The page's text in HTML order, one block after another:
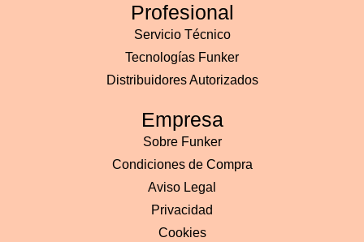
Profesional
Servicio Técnico
Tecnologías Funker
Distribuidores Autorizados
Empresa
Sobre Funker
Condiciones de Compra
Aviso Legal
Privacidad
Cookies